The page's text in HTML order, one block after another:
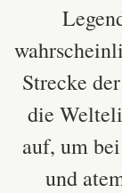
Strecke
die
auf, um
und